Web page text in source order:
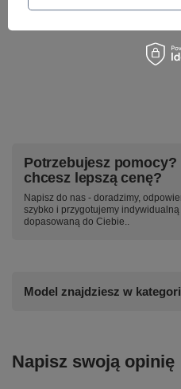
Potrzebujesz
chcesz lepszą cenę?
Napisz do nas - doradzimy,
szybko i przygotujemy indywidualną
dopasowaną do Ciebie..
Model znajdziesz w
Napisz swoją opinię